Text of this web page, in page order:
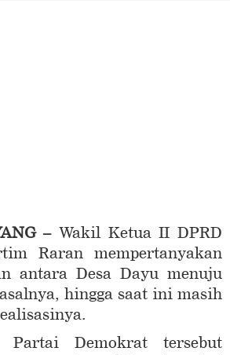
–Wakil Ketua II DPRD
Raran mempertanyakan
antara Desa Dayu menuju
hingga saat ini masih
Demokrat tersebut